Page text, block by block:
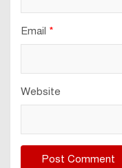
Email *
Website